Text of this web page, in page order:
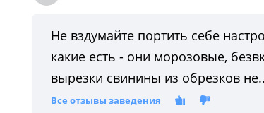
Не вздумайте портить себе
какие есть - они морозовые,
вырезки свинины из обрезков
Все отзывы заведения